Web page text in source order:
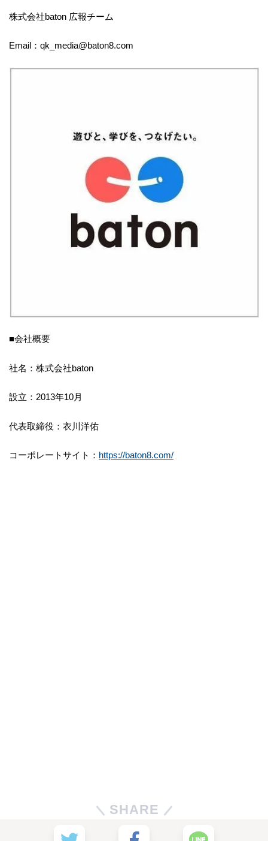
株式会社baton 広報チーム
Email：qk_media@baton8.com
■会社概要
社名：株式会社baton
設立：2013年10月
代表取締役：衣川洋佑
コーポレートサイト： https://baton8.com/
SHARE